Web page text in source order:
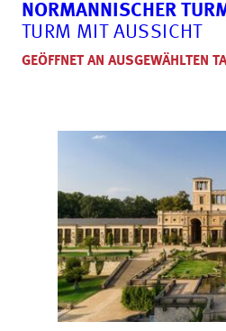
NORMANNISCHER
TURM MIT AUSSICHT
GEÖFFNET AN AUSGEWÄHLTEN